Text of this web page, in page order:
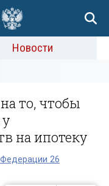
Новости
то, чтобы
на ипотеку
26